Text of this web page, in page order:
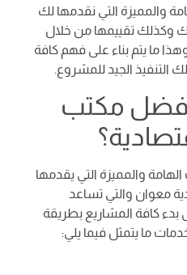
والمميزة التي نقدمها لك
وكذلك تقييمها من خلال
ما يتم بناء على فهم كافة
الجيد للمشروع.
مكتب
والمميزة التي يقدمها
معوان والتي تساعد
بدء كافة المشاريع بطريقة
ما يتمثل فيما يلي: